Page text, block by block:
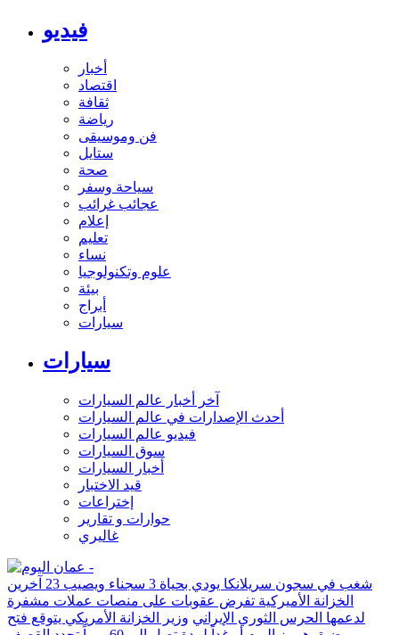
فيديو
أخبار
اقتصاد
ثقافة
رياضة
فن وموسيقى
ستايل
صحة
سياحة وسفر
عجائب غرائب
إعلام
تعليم
نساء
علوم وتكنولوجيا
بيئة
أبراج
سيارات
سيارات
آخر أخبار عالم السيارات
أحدث الإصدارات في عالم السيارات
فيديو عالم السيارات
سوق السيارات
أخبار السيارات
قيد الاختبار
إختراعات
حوارات و تقارير
غاليري
شغب في سجون سريلانكا يودي بحياة 3 سجناء ويصيب 23 آخرين
الخزانة الأميركية تفرض عقوبات على منصات عملات مشفرة
لدعمها الحرس الثوري الإيراني وزير الخزانة الأمريكي يتوقع فتح